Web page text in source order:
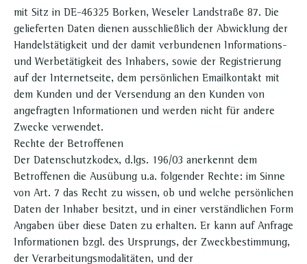
mit Sitz in DE-46325 Borken, Weseler Landstraße 87. Die
gelieferten Daten dienen ausschließlich der Abwicklung der
Handelstätigkeit und der damit verbundenen Informations-
und Werbetätigkeit des Inhabers, sowie der Registrierung
auf der Internetseite, dem persönlichen Emailkontakt mit
dem Kunden und der Versendung an den Kunden von
angefragten Informationen und werden nicht für andere
Zwecke verwendet.
Rechte der Betroffenen
Der Datenschutzkodex, d.lgs. 196/03 anerkennt dem
Betroffenen die Ausübung u.a. folgender Rechte: im Sinne
von Art. 7 das Recht zu wissen, ob und welche persönlichen
Daten der Inhaber besitzt, und in einer verständlichen Form
Angaben über diese Daten zu erhalten. Er kann auf Anfrage
Informationen bzgl. des Ursprungs, der Zweckbestimmung,
der Verarbeitungsmodalitäten, und der